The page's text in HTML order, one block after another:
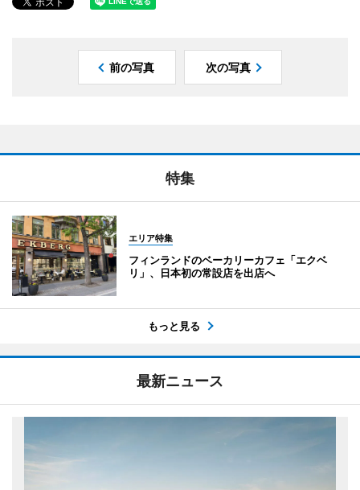
前の写真 次の写真
特集
エリア特集
フィンランドのベーカリーカフェ「エクベ
リ」、日本初の常設店を出店へ
もっと見る
最新ニュース